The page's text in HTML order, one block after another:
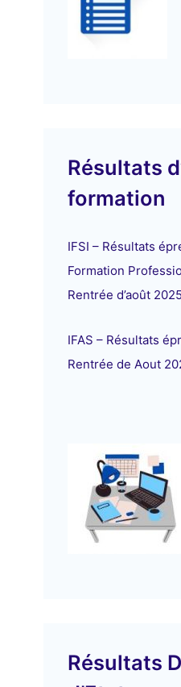
Résultats
formation
IFSI – Résultats
Formation
Rentrée d’août 2025
IFAS – Résultats
Rentrée de Aout
Résultats